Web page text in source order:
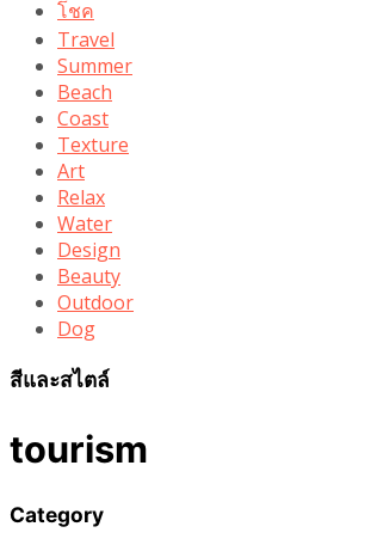
โชค
Travel
Summer
Beach
Coast
Texture
Art
Relax
Water
Design
Beauty
Outdoor
Dog
สีและสไตล์
tourism
Category